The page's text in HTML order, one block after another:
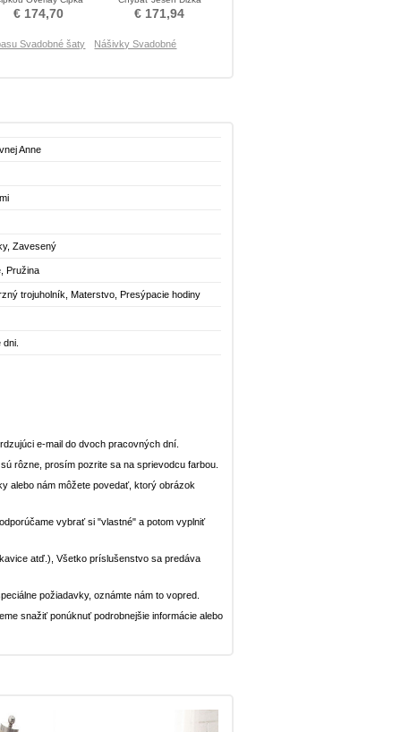
Poroka Obleko
€ 174,70
podlahy Svadobné šaty
€ 171,94
Svadobné šaty
Nášivky Svadobné
Anne
Zavesený
Pružina
trojuholník, Materstvo, Presýpacie hodiny
e-mail do dvoch pracovných dní.
rôzne, prosím pozrite sa na sprievodcu farbou.
alebo nám môžete povedať, ktorý obrázok
vybrať si "vlastné" a potom vyplniť
atď.), Všetko príslušenstvo sa predáva
požiadavky, oznámte nám to vopred.
snažiť ponúknuť podrobnejšie informácie alebo